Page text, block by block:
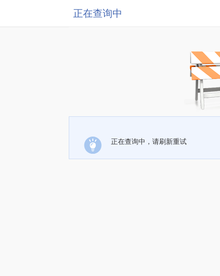
正在查询中
正在查询中，请刷新重试